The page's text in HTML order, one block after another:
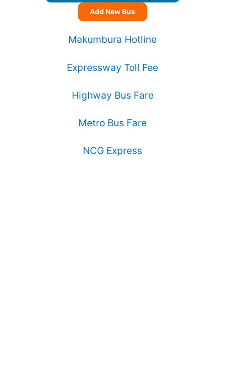
Add New Bus
Makumbura Hotline
Expressway Toll Fee
Highway Bus Fare
Metro Bus Fare
NCG Express